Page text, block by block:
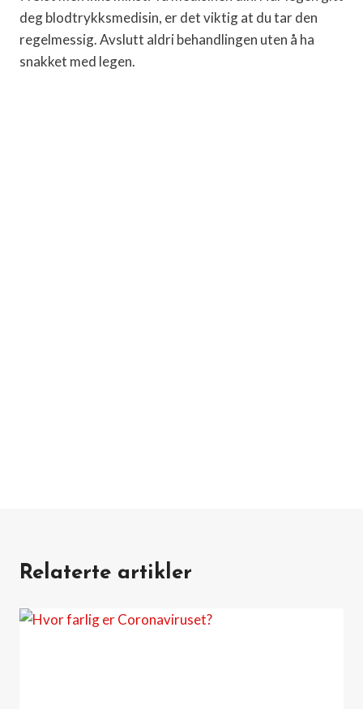
deg blodtrykksmedisin, er det viktig at du tar den
regelmessig. Avslutt aldri behandlingen uten å ha
snakket med legen.
Relaterte artikler